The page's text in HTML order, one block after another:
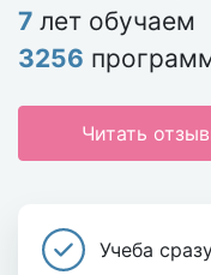
7 лет обучаем
3256
Читать
Учеба